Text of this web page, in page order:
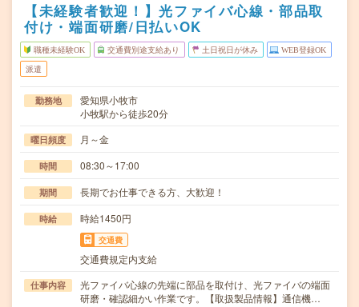
【未経験者歓迎！】光ファイバ心線・部品取
付け・端面研磨/日払いOK
職種未経験OK 交通費別途支給あり 土日祝日が休み WEB登録OK
派遣
勤務地
愛知県小牧市
小牧駅から徒歩20分
曜日頻度 月～金
時間 08:30～17:00
期間 長期でお仕事できる方、大歓迎！
時給 時給1450円
交通費
交通費規定内支給
仕事内容
光ファイバ心線の先端に部品を取付け、光ファイバの端面
研磨・確認細かい作業です。【取扱製品情報】通信機…